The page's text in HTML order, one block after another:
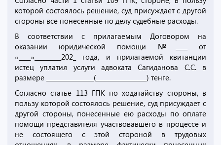
которой состоялось решение, суд присуждает с другой
стороны все понесенные по делу судебные расходы.
В соответствии с прилагаемым Договором на
оказании юридической помощи №____ от
«____»_________202_ года, и прилагаемой квитанции
истец уплатил услуги адвоката Сагиданова С.С. в
размере ________________(_________________) тенге.
Согласно статье 113 ГПК по ходатайству стороны, в
пользу которой состоялось решение, суд присуждает с
другой стороны, понесенные ею расходы по оплате
помощи представителя участвовавшего в процессе и
не состоящего с этой стороной в трудовых